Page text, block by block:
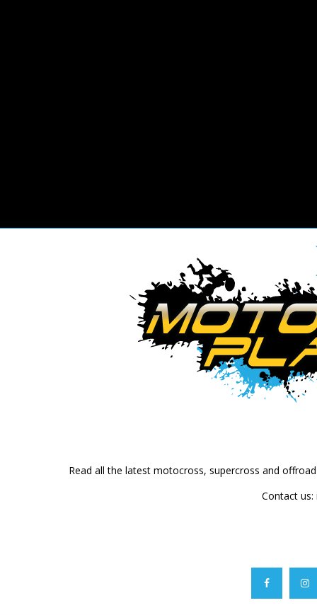
Read all the latest motocross, supercross and
Contact us: